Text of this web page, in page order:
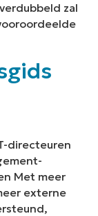
zal
directeuren
Met meer
externe